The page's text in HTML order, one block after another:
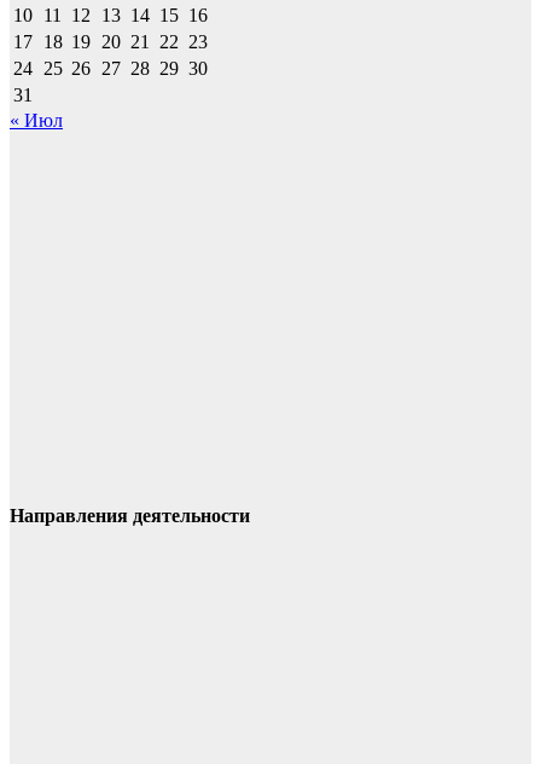
10 11 12 13 14 15 16
17 18 19 20 21 22 23
24 25 26 27 28 29 30
31
« Июл
Направления деятельности